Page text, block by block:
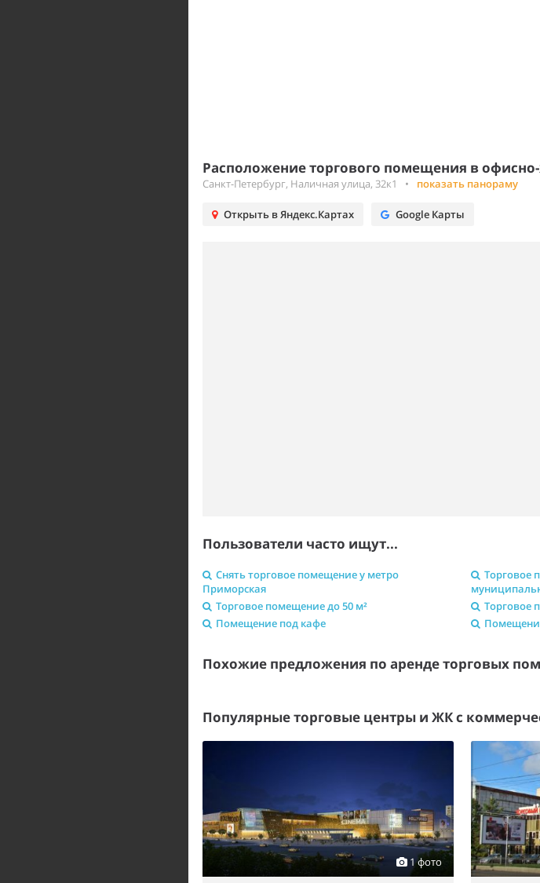
Расположение торгового помещения в
Санкт-Петербург, Наличная улица, 32к1 • показать панораму
Открыть в Яндекс.Картах Google Карты
Пользователи часто ищут...
Снять торговое помещение у метро
Приморская
Торговое
Торговое помещение до 50 м²
Торговое
Помещение под кафе
Похожие предложения по аренде торговых
Популярные торговые центры и ЖК с
1 фото